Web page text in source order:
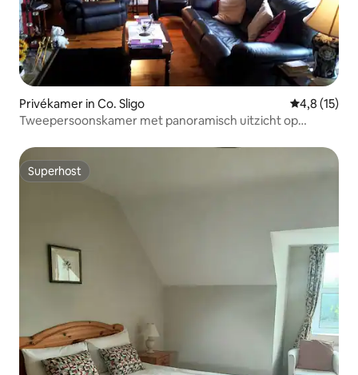
Privékamer in Co. Sligo
4,8 (15)
Tweepersoonskamer met panoramisch uitzicht op
Superhost
Superhost